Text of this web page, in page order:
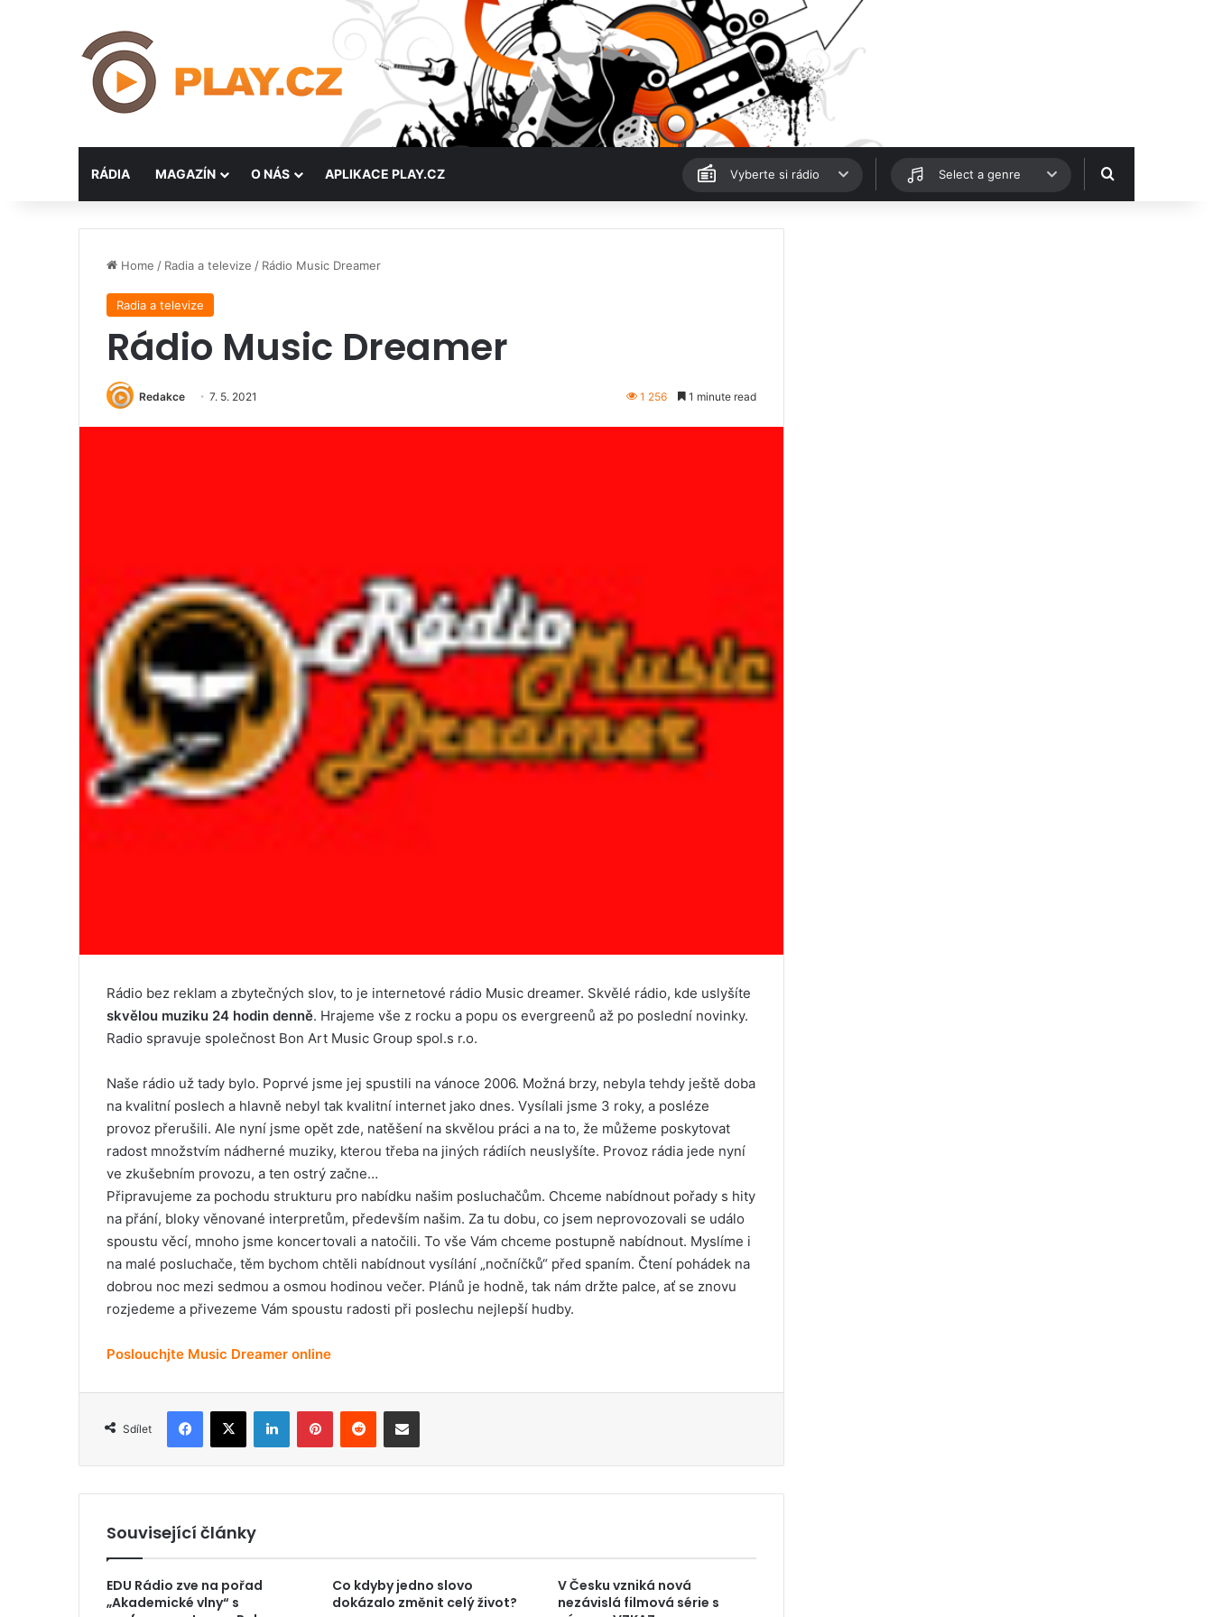
RÁDIA MAGAZÍN O NÁS APLIKACE PLAY.CZ Vyberte si rádio Select a genre Hledat
Home / Radia a televize / Rádio Music Dreamer
Radia a televize
Rádio Music Dreamer
Redakce 7. 5. 2021 1 256 1 minute read
Rádio bez reklam a zbytečných slov, to je internetové rádio Music dreamer. Skvělé rádio, kde uslyšíte
skvělou muziku 24 hodin denně. Hrajeme vše z rocku a popu os evergreenů až po poslední novinky.
Radio spravuje společnost Bon Art Music Group spol.s r.o.
Naše rádio už tady bylo. Poprvé jsme jej spustili na vánoce 2006. Možná brzy, nebyla tehdy ještě doba
na kvalitní poslech a hlavně nebyl tak kvalitní internet jako dnes. Vysílali jsme 3 roky, a posléze
provoz přerušili. Ale nyní jsme opět zde, natěšení na skvělou práci a na to, že můžeme poskytovat
radost množstvím nádherné muziky, kterou třeba na jiných rádiích neuslyšíte. Provoz rádia jede nyní
ve zkušebním provozu, a ten ostrý začne…
Připravujeme za pochodu strukturu pro nabídku našim posluchačům. Chceme nabídnout pořady s hity
na přání, bloky věnované interpretům, především našim. Za tu dobu, co jsem neprovozovali se událo
spoustu věcí, mnoho jsme koncertovali a natočili. To vše Vám chceme postupně nabídnout. Myslíme i
na malé posluchače, těm bychom chtěli nabídnout vysílání „nočníčků“ před spaním. Čtení pohádek na
dobrou noc mezi sedmou a osmou hodinou večer. Plánů je hodně, tak nám držte palce, ať se znovu
rozjedeme a přivezeme Vám spoustu radosti při poslechu nejlepší hudby.
Poslouchjte Music Dreamer online
Sdílet
Související články
EDU Rádio zve na pořad
„Akademické vlny“ s
Co kdyby jedno slovo
dokázalo změnit celý život?
V Česku vzniká nová
nezávislá filmová série s